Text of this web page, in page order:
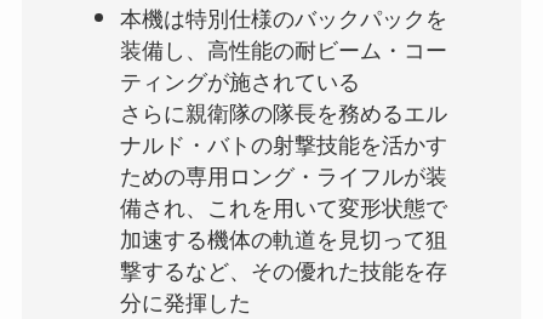
本機は特別仕様のバックパックを
装備し、高性能の耐ビーム・コー
ティングが施されている
さらに親衛隊の隊長を務めるエル
ナルド・バトの射撃技能を活かす
ための専用ロング・ライフルが装
備され、これを用いて変形状態で
加速する機体の軌道を見切って狙
撃するなど、その優れた技能を存
分に発揮した